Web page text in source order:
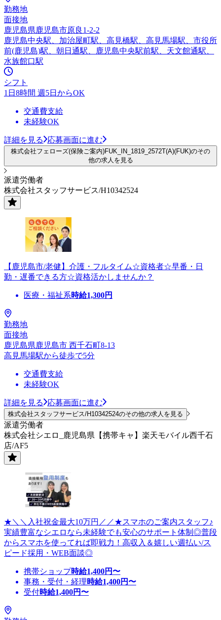
勤務地
面接地
鹿児島県鹿児島市原良1-2-2
鹿児島中央駅、加治屋町駅、高見橋駅、高見馬場駅、市役所
前(鹿児島)駅、朝日通駅、鹿児島中央駅前駅、天文館通駅、
水族館口駅
シフト
1日8時間 週5日からOK
交通費支給
未経験OK
詳細を見る 応募画面に進む
株式会社フェローズ(保険ご案内)FUK_IN_1819_2572T(A)(FUK)のその
他の求人を見る
派遣労働者
株式会社スタッフサービス/H10342524
【鹿児島市/老健】介護・フルタイム☆資格者☆早番・日
勤・遅番できる方☆資格活かしませんか？
医療・福祉系時給1,300円
勤務地
面接地
鹿児島県鹿児島市 西千石町8-13
高見馬場駅から徒歩で5分
交通費支給
未経験OK
詳細を見る 応募画面に進む
株式会社スタッフサービス/H10342524のその他の求人を見る
派遣労働者
株式会社シエロ_鹿児島県【携帯キャ】楽天モバイル西千石
店/AF5
★＼＼入社祝金最大10万円／／★スマホのご案内スタッフ♪
実績豊富なシエロなら未経験でも安心のサポート体制◎普段
からスマホを使ってれば即戦力！高収入＆嬉しい週払い/ス
ピード採用・WEB面談◎
携帯ショップ時給1,400円〜
事務・受付・経理時給1,400円〜
受付時給1,400円〜